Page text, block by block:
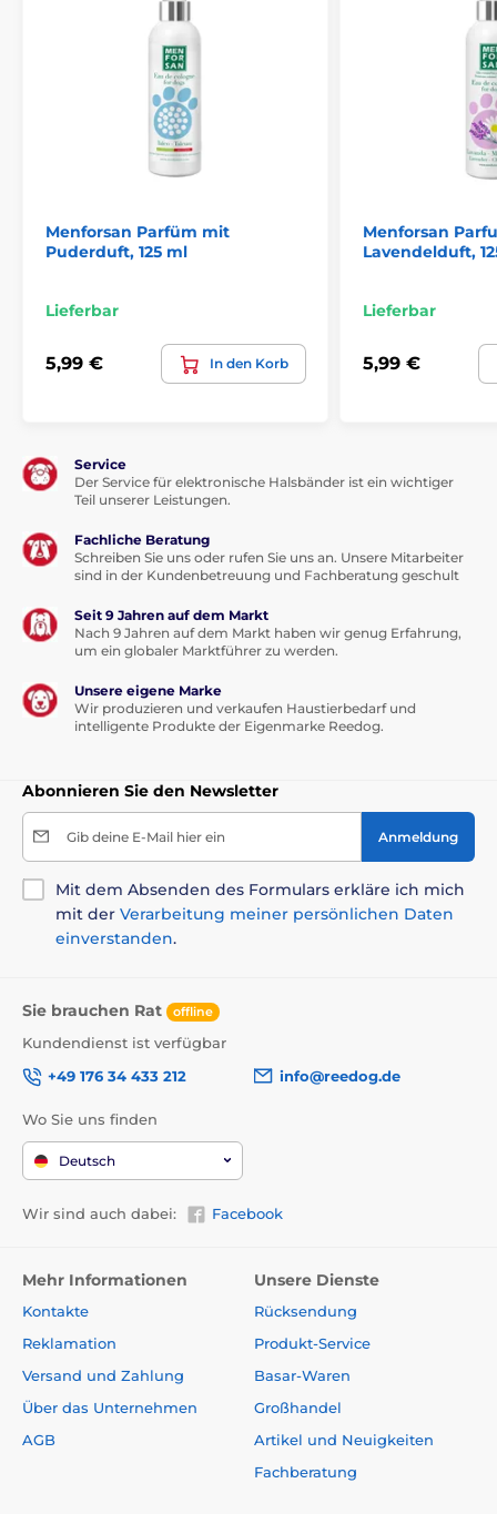
Menforsan Parfüm mit
Puderduft, 125 ml
Lieferbar
5,99 € In den Korb
Menforsan
Lavendelduft,
Lieferbar
5,99 €
Service
Der Service für elektronische Halsbänder ist ein wichtiger
Teil unserer Leistungen.
Fachliche Beratung
Schreiben Sie uns oder rufen Sie uns an. Unsere Mitarbeiter
sind in der Kundenbetreuung und Fachberatung geschult
Seit 9 Jahren auf dem Markt
Nach 9 Jahren auf dem Markt haben wir genug Erfahrung,
um ein globaler Marktführer zu werden.
Unsere eigene Marke
Wir produzieren und verkaufen Haustierbedarf und
intelligente Produkte der Eigenmarke Reedog.
Abonnieren Sie den Newsletter
Gib deine E-Mail hier ein Anmeldung
Mit dem Absenden des Formulars erkläre ich mich
mit der Verarbeitung meiner persönlichen Daten
einverstanden.
Sie brauchen Rat offline
Kundendienst ist verfügbar
+49 176 34 433 212
info@reedog.de
Wo Sie uns finden
Deutsch
Wir sind auch dabei: Facebook
Mehr Informationen
Kontakte
Reklamation
Versand und Zahlung
Über das Unternehmen
AGB
Unsere Dienste
Rücksendung
Produkt-Service
Basar-Waren
Großhandel
Artikel und Neuigkeiten
Fachberatung